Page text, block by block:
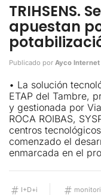
TRIHSENS.
apuestan
Publicado por Ayco Internet
• La solución
ETAP del Tambre,
y gestionada por
ROCA ROIBAS,
centros
comenzado el
enmarcada en el
I+D+i